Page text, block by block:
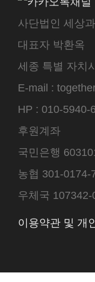
사단법인 세상
대표자 박환옥
세종 특별 자치
E-mail :
HP : 010-5940-
후원계좌
국민은행
농협 301-0174-
우체국
이용약관 및 개